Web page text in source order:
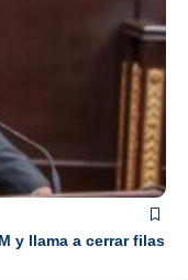
y llama a cerrar filas